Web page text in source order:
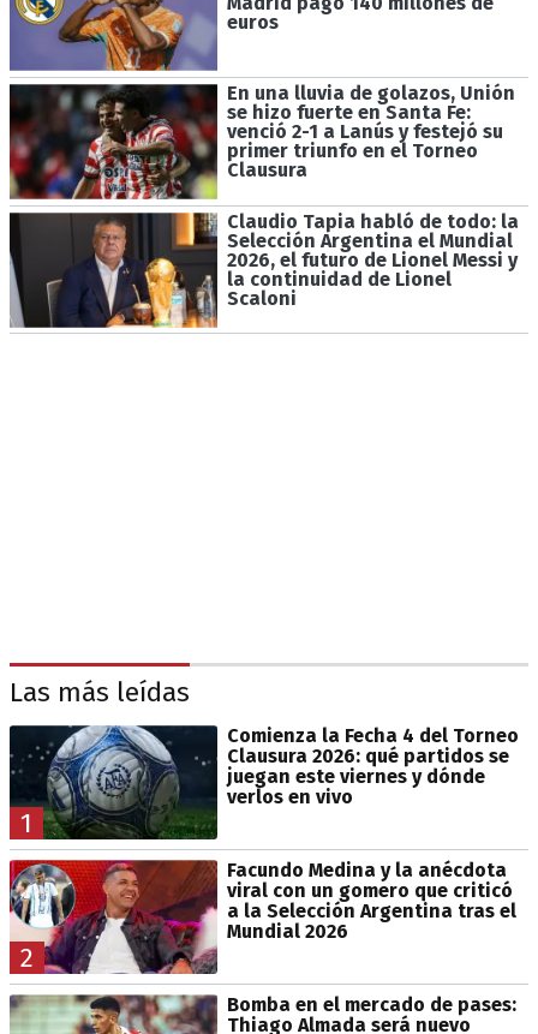
euros
En una lluvia de golazos, Unión
se hizo fuerte en Santa Fe:
venció 2-1 a Lanús y festejó su
primer triunfo en el Torneo
Clausura
Claudio Tapia habló de todo: la
Selección Argentina el Mundial
2026, el futuro de Lionel Messi y
la continuidad de Lionel
Scaloni
Las más leídas
1
Comienza la Fecha 4 del Torneo
Clausura 2026: qué partidos se
juegan este viernes y dónde
verlos en vivo
2
Facundo Medina y la anécdota
viral con un gomero que criticó
a la Selección Argentina tras el
Mundial 2026
Bomba en el mercado de pases:
Thiago Almada será nuevo